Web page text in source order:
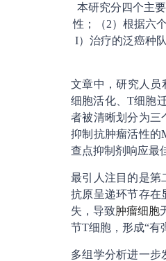
本研究分四个主
性；（2）根据六
I）治疗的泛癌种
文章中，研究人员
细胞活化、T细胞
者被清晰划分为三
抑制抗肿瘤活性的
查点抑制剂响应最
最引人注目的是第
抗原呈递环节存在
失，导致肿瘤细胞
节T细胞，形成“有
多组学分析进一步